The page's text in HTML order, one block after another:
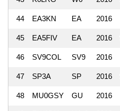
44 EA3KN EA 2016
45 EA5FIV EA 2016
46 SV9COL SV9 2016
47 SP3A SP 2016
48 MU0GSY GU 2016